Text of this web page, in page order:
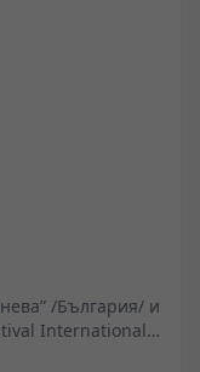
/България/ и
International